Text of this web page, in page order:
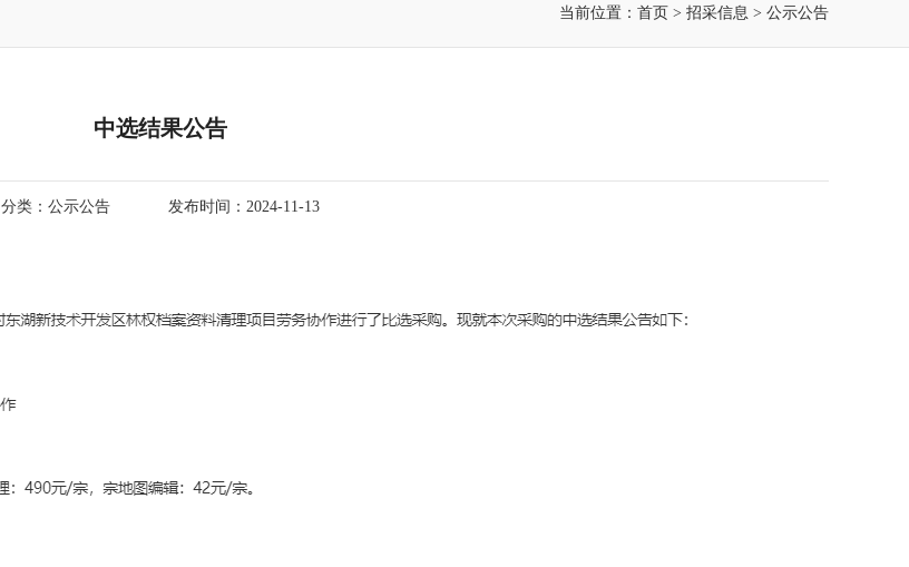
当前位置： 首页 > 招采信息 > 公示公告
中选结果公告
分类：公示公告 发布时间：2024-11-13